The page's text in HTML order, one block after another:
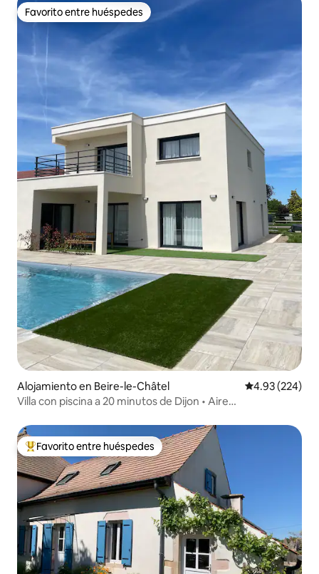
Favorito entre huéspedes
Favorito entre huéspedes
Alojamiento en Beire-le-Châtel Calificación
4.93 (224)
Villa con piscina a 20 minutos de Dijon • Aire
Favorito entre huéspedes preferido
Favorito entre huéspedes